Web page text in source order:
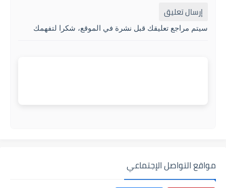
إرسال تعليق
سيتم مراجع تعليقك قبل نشرة في الموقع، شكرا لتفهمك
مواقع التواصل الإجتماعي